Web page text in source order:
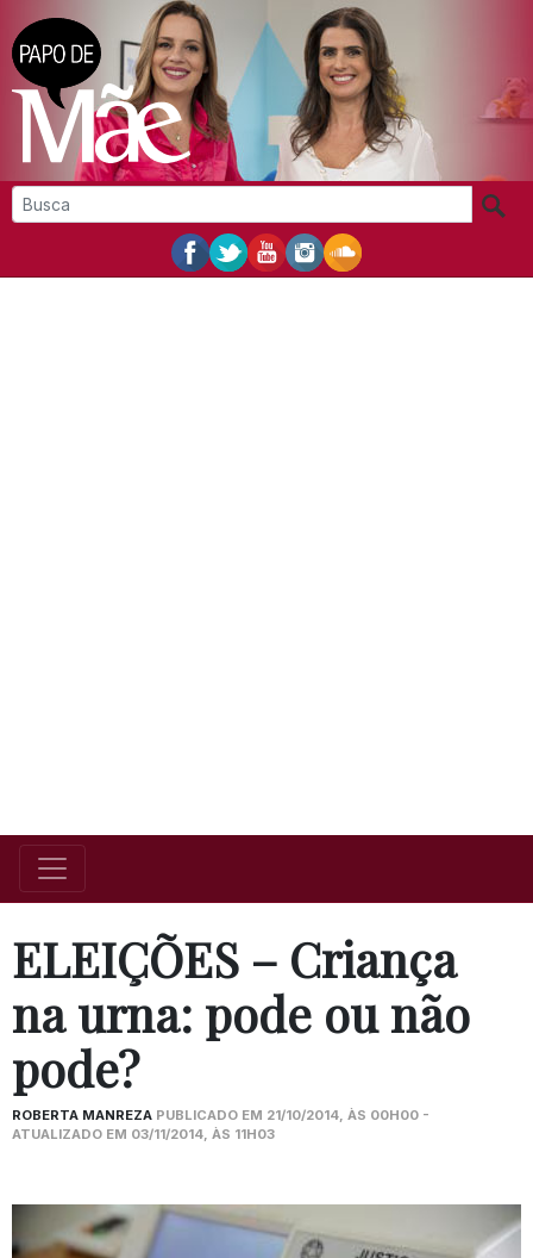
ELEIÇÕES – Criança
na urna: pode ou não
pode?
ROBERTA MANREZA PUBLICADO EM 21/10/2014, ÀS 00H00 -
ATUALIZADO EM 03/11/2014, ÀS 11H03